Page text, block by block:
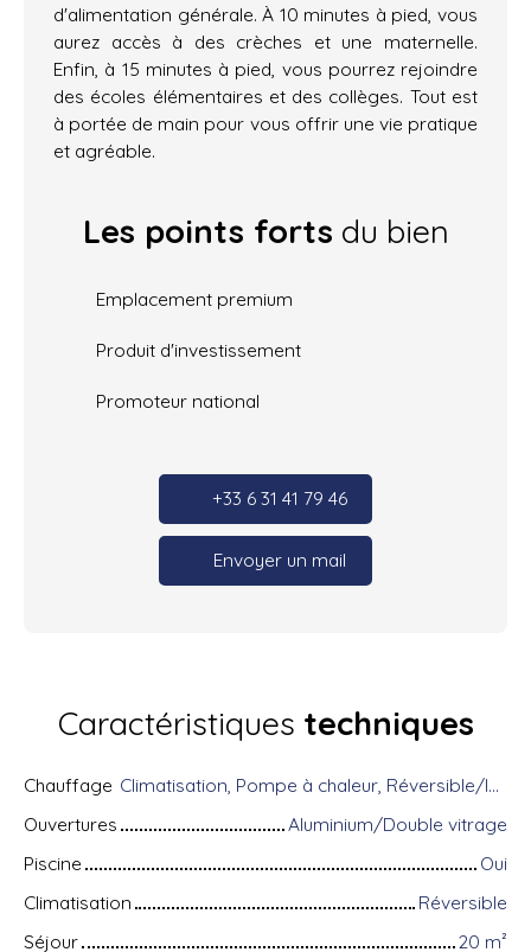
d'alimentation générale. À 10 minutes à pied, vous
aurez accès à des crèches et une maternelle.
Enfin, à 15 minutes à pied, vous pourrez rejoindre
des écoles élémentaires et des collèges. Tout est
à portée de main pour vous offrir une vie pratique
et agréable.
Les points forts du bien
Emplacement premium
Produit d'investissement
Promoteur national
+33 6 31 41 79 46
Envoyer un mail
Caractéristiques techniques
Chauffage
Climatisation, Pompe à chaleur, Réversible/Individuel
Ouvertures
Aluminium/Double vitrage
Piscine
Oui
Climatisation
Réversible
Séjour
20 m²